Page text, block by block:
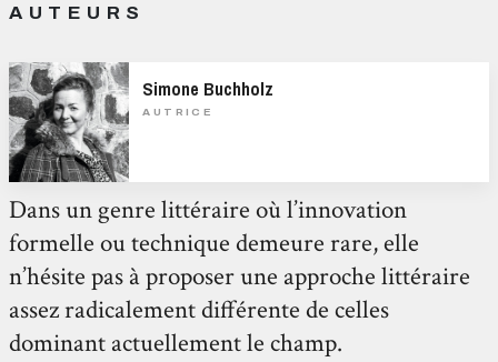
AUTEURS
Simone Buchholz
AUTRICE
Dans un genre littéraire où l’innovation
formelle ou technique demeure rare, elle
n’hésite pas à proposer une approche littéraire
assez radicalement différente de celles
dominant actuellement le champ.